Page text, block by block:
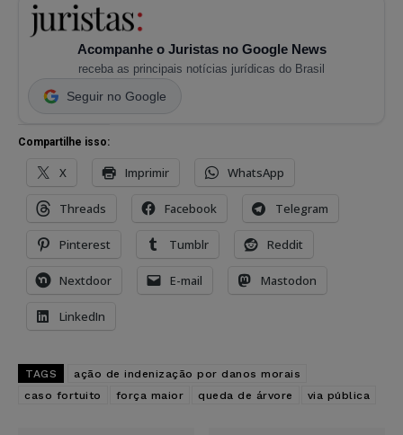
Acompanhe o Juristas no Google News
receba as principais notícias jurídicas do Brasil
Seguir no Google
Compartilhe isso:
X Imprimir WhatsApp
Threads Facebook Telegram
Pinterest Tumblr Reddit
Nextdoor E-mail Mastodon
LinkedIn
TAGS
ação de indenização por danos morais
caso fortuito
força maior queda de árvore via pública